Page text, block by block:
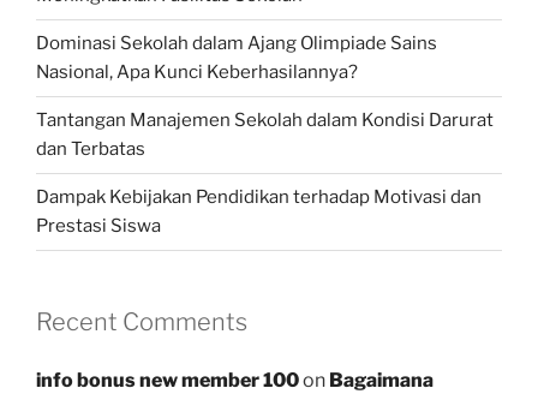
Dominasi Sekolah dalam Ajang Olimpiade Sains
Nasional, Apa Kunci Keberhasilannya?
Tantangan Manajemen Sekolah dalam Kondisi Darurat
dan Terbatas
Dampak Kebijakan Pendidikan terhadap Motivasi dan
Prestasi Siswa
Recent Comments
info bonus new member 100on Bagaimana